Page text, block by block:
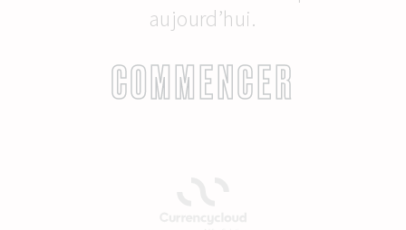
aujourd’hui.
COMMENCER